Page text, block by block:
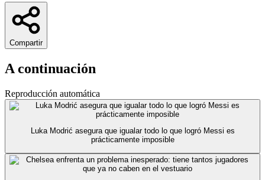
Compartir
A continuación
Reproducción automática
Luka Modrić asegura que igualar todo lo que logró Messi es
prácticamente imposible